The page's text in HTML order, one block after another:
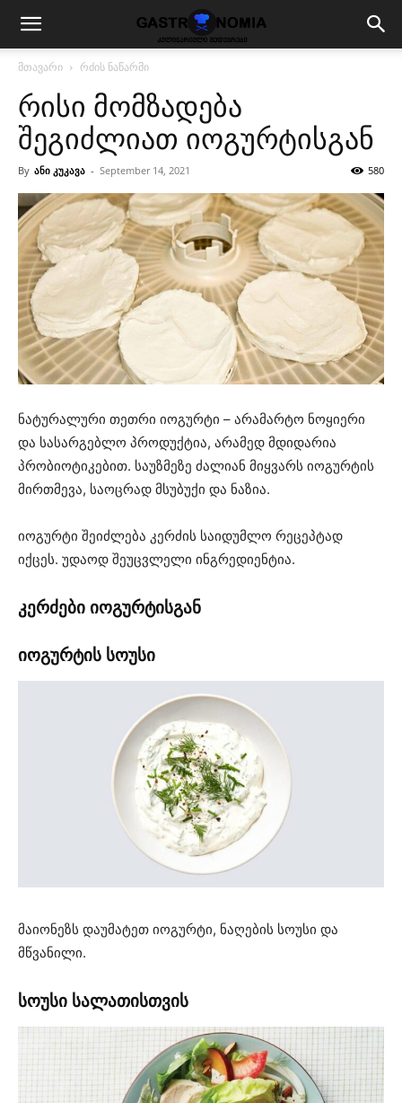
მთავარი რძის ნაწარმი
რისი მომზადება
შეგიძლიათ იოგურტისგან
By ანი კუკავა - September 14, 2021 580
ნატურალური თეთრი იოგურტი – არამარტო ნოყიერი
და სასარგებლო პროდუქტია, არამედ მდიდარია
პრობიოტიკებით. საუზმეზე ძალიან მიყვარს იოგურტის
მირთმევა, საოცრად მსუბუქი და ნაზია.
იოგურტი შეიძლება კერძის საიდუმლო რეცეპტად
იქცეს. უდაოდ შეუცვლელი ინგრედიენტია.
კერძები იოგურტისგან
იოგურტის სოუსი
მაიონეზს დაუმატეთ იოგურტი, ნაღების სოუსი და
მწვანილი.
სოუსი სალათისთვის